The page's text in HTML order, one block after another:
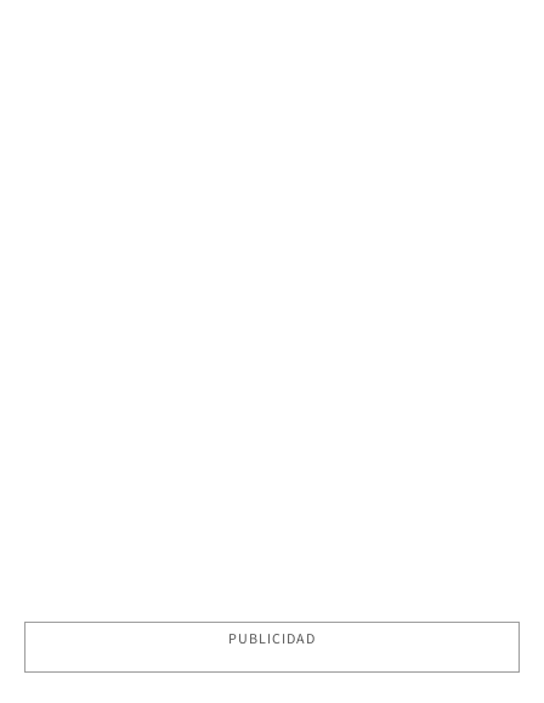
PUBLICIDAD